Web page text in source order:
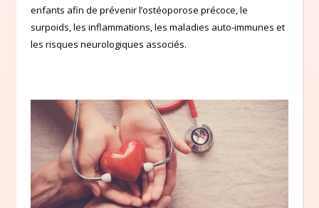
enfants afin de prévenir l’ostéoporose précoce, le
surpoids, les inflammations, les maladies auto-immunes et
les risques neurologiques associés.